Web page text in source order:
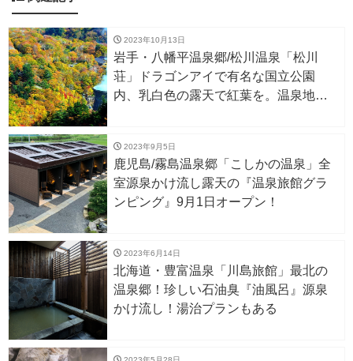
2023年10月13日
岩手・八幡平温泉郷/松川温泉「松川
荘」ドラゴンアイで有名な国立公園
内、乳白色の露天で紅葉を。温泉地熱
2023年9月5日
鹿児島/霧島温泉郷「こしかの温泉」全
室源泉かけ流し露天の『温泉旅館グラ
ンピング』9月1日オープン！
2023年6月14日
北海道・豊富温泉「川島旅館」最北の
温泉郷！珍しい石油臭『油風呂』源泉
かけ流し！湯治プランもある